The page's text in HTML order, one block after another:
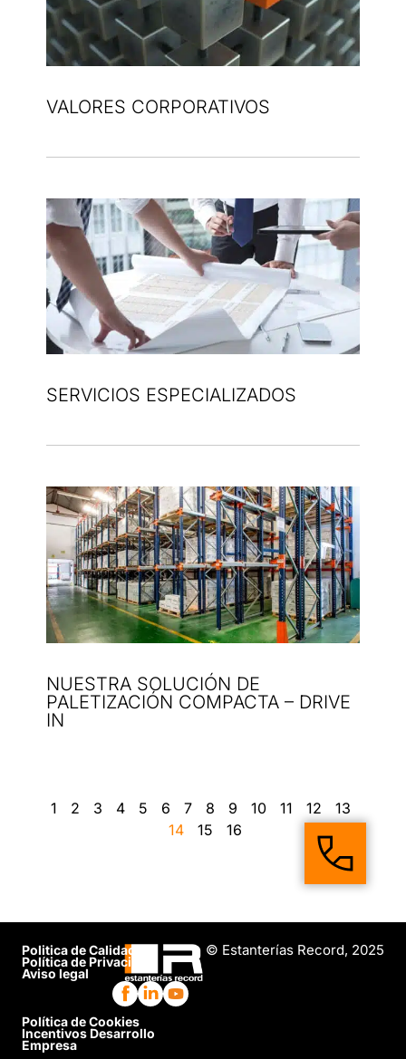
VALORES CORPORATIVOS
SERVICIOS ESPECIALIZADOS
NUESTRA SOLUCIÓN DE
PALETIZACIÓN COMPACTA – DRIVE
IN
1 2 3 4 5 6 7 8 9 10 11 12
13
14
15 16
Politica de Calidad
Política de Privacidad
Aviso legal
Política de Cookies
Incentivos Desarrollo
Empresa
© Estanterías Record, 2025